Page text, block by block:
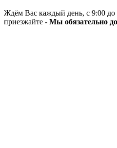
Ждём Вас каждый день, с 9:00 до
приезжайте - Мы обязательно